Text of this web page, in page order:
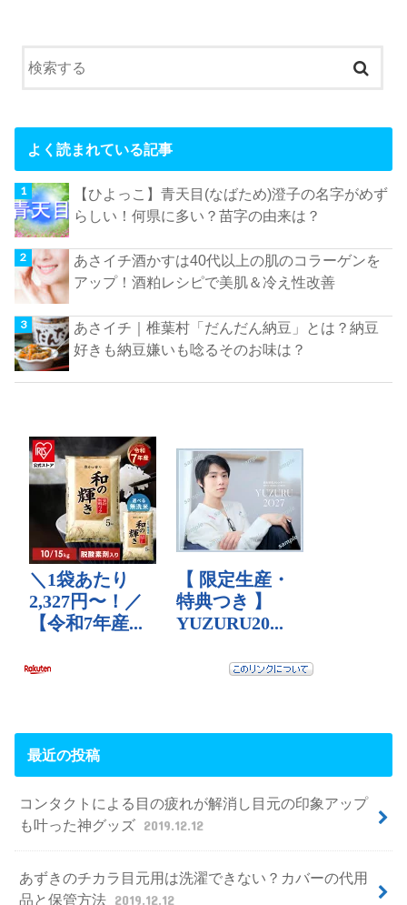
よく読まれている記事
【ひよっこ】青天目(なばため)澄子の名字がめず
らしい！何県に多い？苗字の由来は？
あさイチ酒かすは40代以上の肌のコラーゲンを
アップ！酒粕レシピで美肌＆冷え性改善
あさイチ｜椎葉村「だんだん納豆」とは？納豆
好きも納豆嫌いも唸るそのお味は？
最近の投稿
コンタクトによる目の疲れが解消し目元の印象アップ
も叶った神グッズ 2019.12.12
あずきのチカラ目元用は洗濯できない？カバーの代用
品と保管方法 2019.12.12